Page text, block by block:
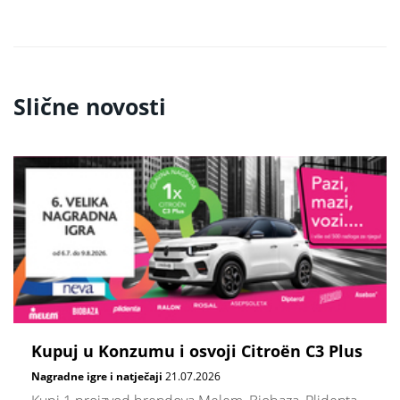
Slične novosti
Kupuj u Konzumu i osvoji Citroën C3 Plus
Nagradne igre i natječaji 21.07.2026